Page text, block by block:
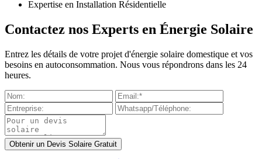
Expertise en Installation Résidentielle
Contactez nos Experts en Énergie Solaire
Entrez les détails de votre projet d'énergie solaire domestique et vos
besoins en autoconsommation. Nous vous répondrons dans les 24
heures.